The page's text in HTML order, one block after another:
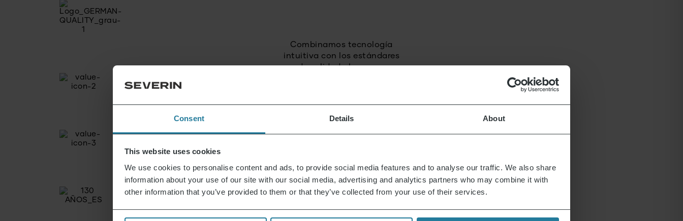
Consent Details About
This website uses cookies
We use cookies to personalise content and ads, to provide social media features and to analyse our traffic. We also share
information about your use of our site with our social media, advertising and analytics partners who may combine it with
other information that you’ve provided to them or that they’ve collected from your use of their services.
Combinamos tecnología
intuitiva con los estándares
de calidad alemanes.
manera responsable
y con visión de futuro.